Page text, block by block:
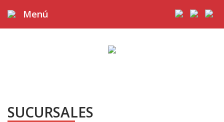
Menú
SUCURSALES